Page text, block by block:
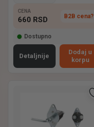
CENA
660 RSD B2B cena?
Dostupno
Detaljnije
Dodaj u
korpu